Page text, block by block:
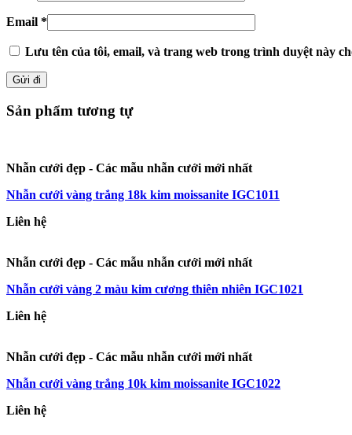
Email *
Lưu tên của tôi, email, và trang web trong trình duyệt này
Sản phẩm tương tự
Nhẫn cưới đẹp - Các mẫu nhẫn cưới mới nhất
Nhẫn cưới vàng trắng 18k kim moissanite IGC1011
Liên hệ
Nhẫn cưới đẹp - Các mẫu nhẫn cưới mới nhất
Nhẫn cưới vàng 2 màu kim cương thiên nhiên IGC1021
Liên hệ
Nhẫn cưới đẹp - Các mẫu nhẫn cưới mới nhất
Nhẫn cưới vàng trắng 10k kim moissanite IGC1022
Liên hệ